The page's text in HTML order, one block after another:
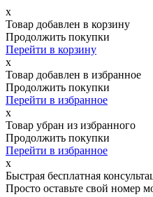
х
Товар добавлен в корзину
Продолжить покупки
Перейти в корзину
х
Товар добавлен в избранное
Продолжить покупки
Перейти в избранное
х
Товар убран из избранного
Продолжить покупки
Перейти в избранное
х
Быстрая бесплатная
Просто оставьте свой номер